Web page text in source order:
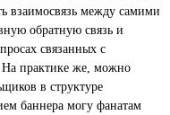
взаимосвязь между самими
обратную связь и
связанных с
На практике же, можно
в структуре
баннера могу фанатам